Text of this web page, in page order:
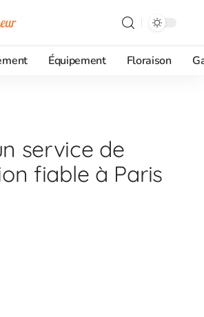
Équipement Floraison
service de
fiable à Paris